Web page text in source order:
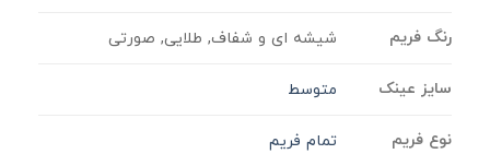
رنگ فریم شیشه ای و شفاف, طلایی, صورتی
سایز عینک متوسط
نوع فریم تمام فریم